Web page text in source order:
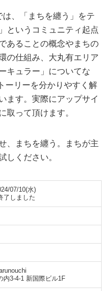
、「まちを纏う」をテ
というコミュニティ起点
あることの概念やまちの
の仕組み、大丸有エリア
キュラー」についてな
ーリーを分かりやすく解
ます。実際にアップサイ
取って頂けます。
、まちを纏う。まちが主
しください。
07/10(水)
了しました
内3-4-1 新国際ビル1F